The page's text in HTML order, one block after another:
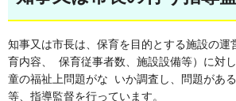
知事又は市長は、保育を目的とする施設の運
育内容、 保育従事者数、施設設備等）に対
童の福祉上問題がな いか調査し、問題があ
等、指導監督を行っています。